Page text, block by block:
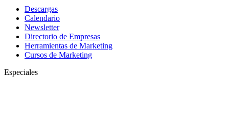
Descargas
Calendario
Newsletter
Directorio de Empresas
Herramientas de Marketing
Cursos de Marketing
Especiales